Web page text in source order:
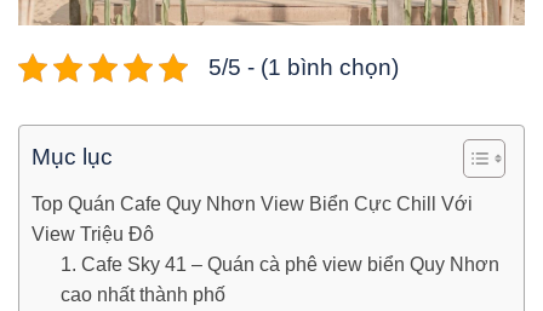
5/5 - (1 bình chọn)
Mục lục
Top Quán Cafe Quy Nhơn View Biển Cực Chill Với
View Triệu Đô
1. Cafe Sky 41 – Quán cà phê view biển Quy Nhơn
cao nhất thành phố